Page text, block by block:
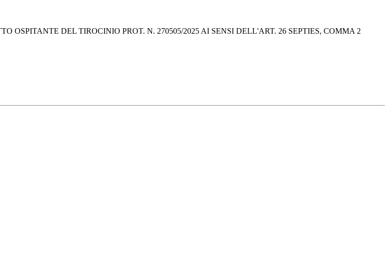
OSPITANTE DEL TIROCINIO PROT. N. 270505/2025 AI SENSI DELL'ART. 26 SEPTIES, COMMA 2